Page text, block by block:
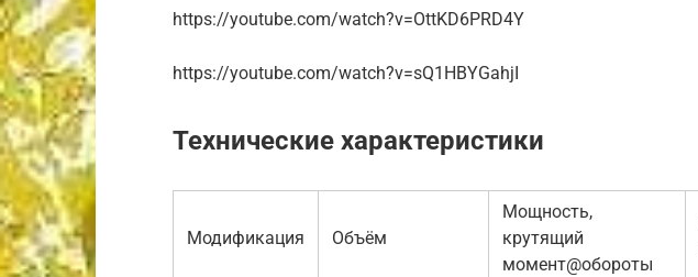
https://youtube.com/watch?v=OttKD6PRD4Y
https://youtube.com/watch?v=sQ1HBYGahjI
Технические характеристики
Модификация Объём
Мощность,
крутящий
момент@обороты